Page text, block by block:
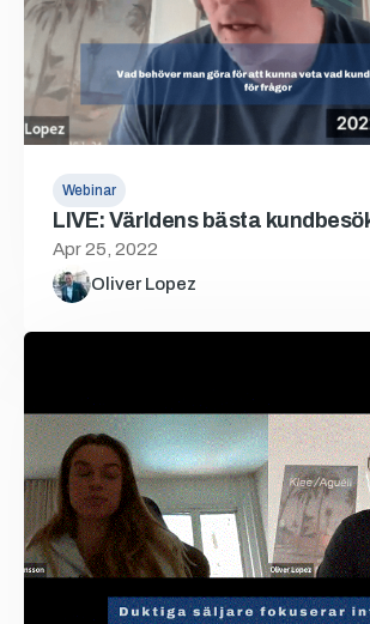
Webinar
LIVE: Världens bästa
Apr 25, 2022
Oliver Lopez